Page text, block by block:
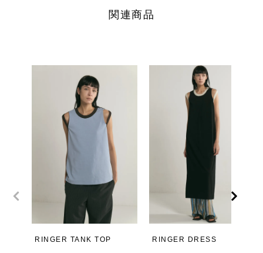
関連商品
RINGER TANK TOP RINGER DRESS